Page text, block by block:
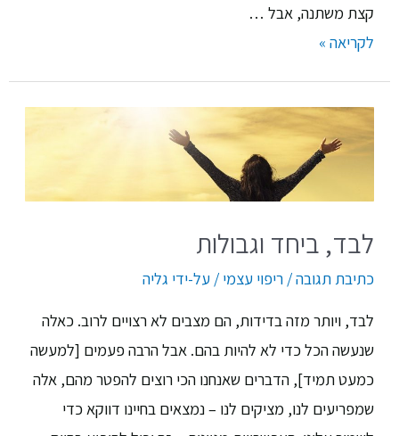
קצת משתנה, אבל …
לקריאה »
לבד, ביחד וגבולות
כתיבת תגובה/ריפוי עצמי / על-ידי גליה
לבד, ויותר מזה בדידות, הם מצבים לא רצויים לרוב. כאלה
שנעשה הכל כדי לא להיות בהם. אבל הרבה פעמים [למעשה
כמעט תמיד], הדברים שאנחנו הכי רוצים להפטר מהם, אלה
שמפריעים לנו, מציקים לנו – נמצאים בחיינו דווקא כדי